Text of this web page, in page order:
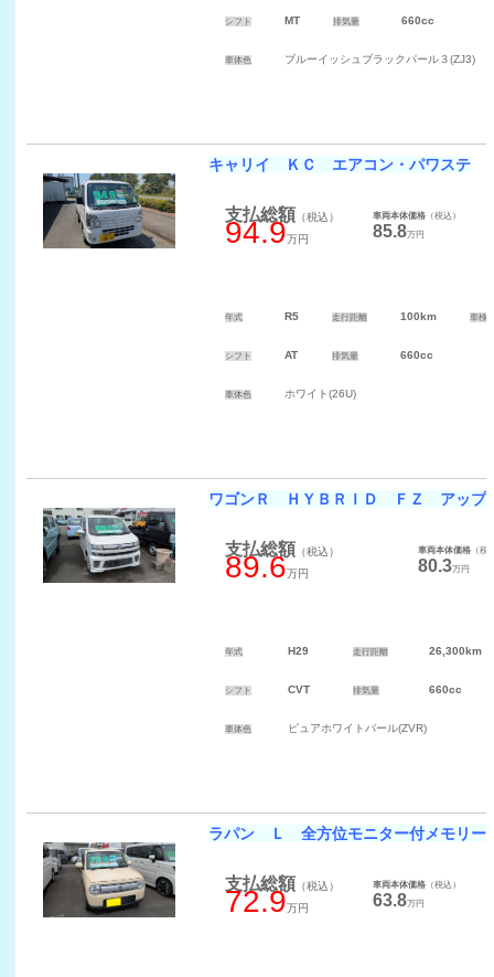
シフト MT 排気量 660cc
車体色 ブルーイッシュブラックパール３(ZJ3)
キャリイ ＫＣ エアコン・パワステ
支払総額 （税込）
94.9万円
車両本体価格 （税込）
85.8万円
年式 R5 走行距離 100km 車検
シフト AT 排気量 660cc
車体色 ホワイト(26U)
ワゴンＲ ＨＹＢＲＩＤ ＦＺ アップ
支払総額 （税込）
89.6万円
車両本体価格 （税
80.3万円
年式 H29 走行距離 26,300km
シフト CVT 排気量 660cc
車体色 ピュアホワイトパール(ZVR)
ラパン Ｌ 全方位モニター付メモリー
支払総額 （税込）
72.9万円
車両本体価格 （税込）
63.8万円